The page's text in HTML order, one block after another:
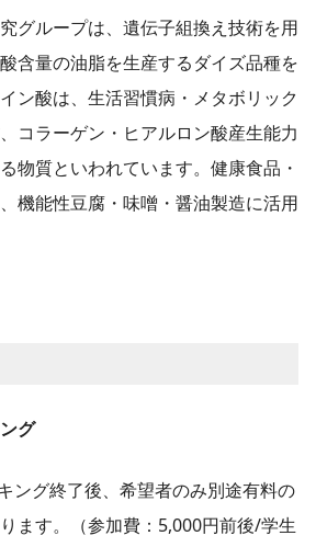
グループは、遺伝子組換え技術を用
含量の油脂を生産するダイズ品種を
ン酸は、生活習慣病・メタボリック
コラーゲン・ヒアルロン酸産生能力
物質といわれています。健康食品・
機能性豆腐・味噌・醤油製造に活用
グ
ング終了後、希望者のみ別途有料の
ます。（参加費：5,000円前後/学生